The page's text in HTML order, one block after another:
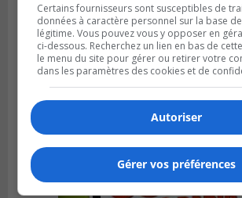
BROSSARD
Publié le 7 août 2026 à 07h38
Tourisme Montérégie investit
développer le tourisme
Certains fournisseurs sont susceptibles de
données à caractère personnel sur la base
légitime. Vous pouvez vous y opposer en
ci-dessous. Recherchez un lien en bas de
le menu du site pour gérer ou retirer votre
dans les paramètres des cookies et de
Autoriser
Gérer vos préférences